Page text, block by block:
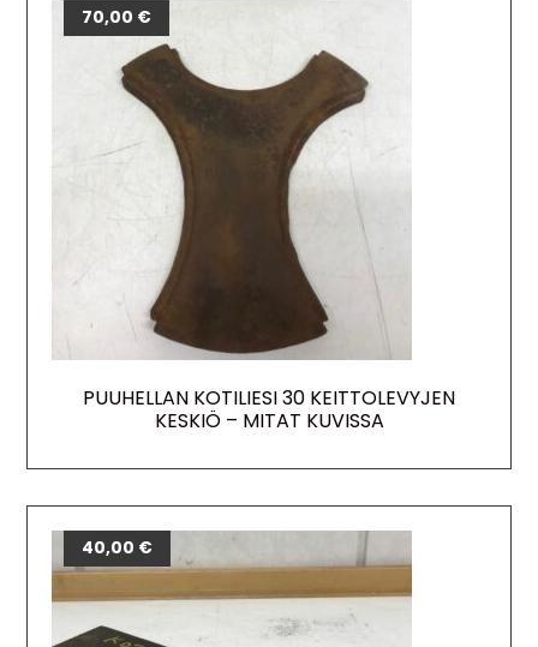
PUUHELLAN KOTILIESI 30 KEITTOLEVYJEN
KESKIÖ – MITAT KUVISSA
70,00 €
40,00 €